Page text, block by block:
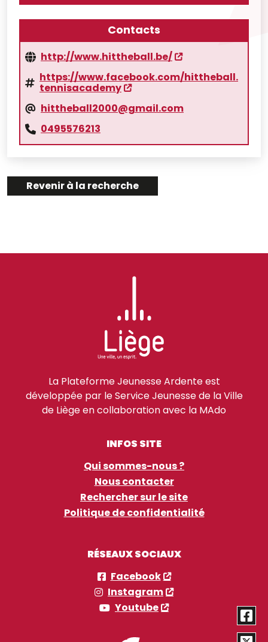
Contacts
http://www.hittheball.be/
https://www.facebook.com/hittheball.
tennisacademy
hittheball2000@gmail.com
0495576213
Revenir à la recherche
La Plateforme Jeunesse Ardente est
développée par le Service Jeunesse de la Ville
de Liège en collaboration avec la MAdo
INFOS SITE
Qui sommes-nous ?
Nous contacter
Rechercher sur le site
Politique de confidentialité
RÉSEAUX SOCIAUX
Facebook
Instagram
Youtube